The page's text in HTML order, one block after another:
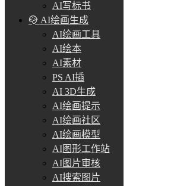
AI写标书
AI绘画生成
AI绘画工具
AI绘本
AI素材
PS AI插
AI 3D生成
AI绘画提示
AI绘画社区
AI绘画模型
AI图形工作站
AI图片审核
AI搜索图片